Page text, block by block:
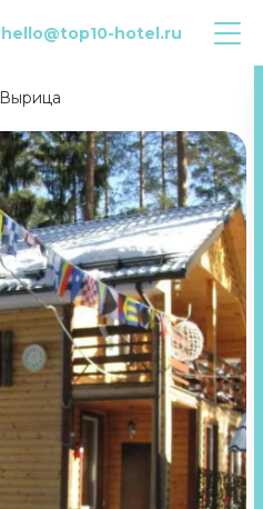
hello@top10-hotel.ru
Вырица